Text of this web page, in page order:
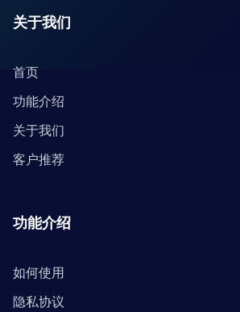
关于我们
首页
功能介绍
关于我们
客户推荐
功能介绍
如何使用
隐私协议